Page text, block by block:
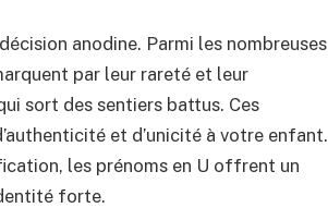
anodine. Parmi les nombreuses
par leur rareté et leur
sort des sentiers battus. Ces
et d’unicité à votre enfant.
les prénoms en U offrent un
forte.